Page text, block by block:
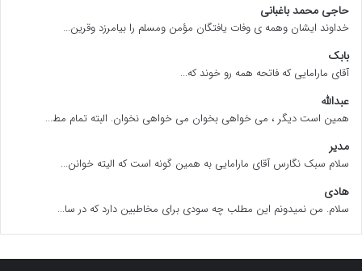
حاجی محمد باغبانی
خداوند ایشان وهمه ی وفات یافتگان مؤمن ومسلم را بیامرزد وقرین...
بابک
آقای مارامایی که فاتحه همه رو خوند که...
عبدالله
همین است دیگر ، می خواهی بخوان می خواهی نخوان. البته تمام مط...
مدیر
سلام سبک نگارس آقای مارامایی به همین گونه است که الیته خوانن...
هادی
سلام. من نمیدونم این مطلب چه سودی برای مخاطبین دارد که در سا...